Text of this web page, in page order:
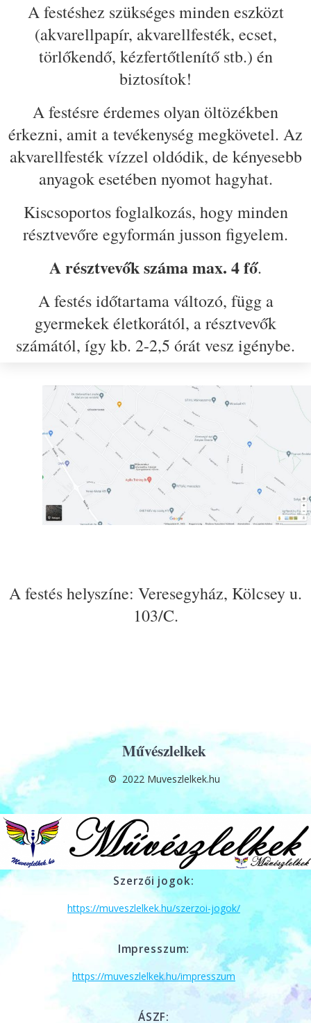
A festéshez szükséges minden eszközt
(akvarellpapír, akvarellfesték, ecset,
törlőkendő, kézfertőtlenítő stb.) én
biztosítok!
A festésre érdemes olyan öltözékben
érkezni, amit a tevékenység megkövetel. Az
akvarellfesték vízzel oldódik, de kényesebb
anyagok esetében nyomot hagyhat.
Kiscsoportos foglalkozás, hogy minden
résztvevőre egyformán jusson figyelem.
A résztvevők száma max. 4 fő.
A festés időtartama változó, függ a
gyermekek életkorától, a résztvevők
számától, így kb. 2-2,5 órát vesz igénybe.
A festés helyszíne: Veresegyház, Kölcsey u.
103/C.
Művészlelkek
© 2022 Muveszlelkek.hu
Szerzői jogok:
https://muveszlelkek.hu/szerzoi-jogok/
Impresszum:
https://muveszlelkek.hu/impresszum
ÁSZF: